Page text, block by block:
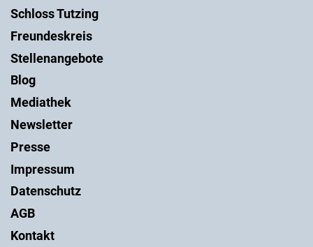
Schloss Tutzing
Freundeskreis
Stellenangebote
Blog
Mediathek
Newsletter
Presse
Impressum
Datenschutz
AGB
Kontakt